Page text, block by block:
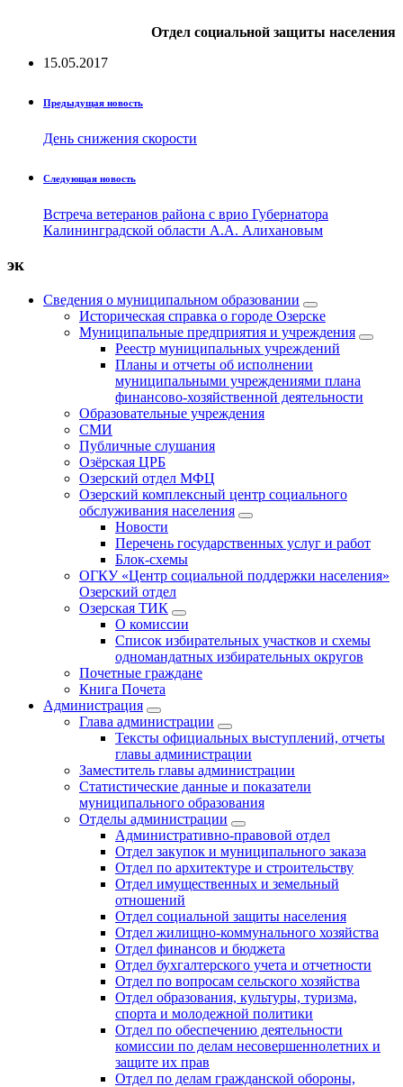
Отдел социальной защиты населения
15.05.2017
Предыдущая новость
День снижения скорости
Следующая новость
Встреча ветеранов района с врио Губернатора
Калининградской области А.А. Алихановым
эк
Сведения о муниципальном образовании
Историческая справка о городе Озерске
Муниципальные предприятия и учреждения
Реестр муниципальных учреждений
Планы и отчеты об исполнении
муниципальными учреждениями плана
финансово-хозяйственной деятельности
Образовательные учреждения
СМИ
Публичные слушания
Озёрская ЦРБ
Озерский отдел МФЦ
Озерский комплексный центр социального
обслуживания населения
Новости
Перечень государственных услуг и работ
Блок-схемы
ОГКУ «Центр социальной поддержки населения»
Озерский отдел
Озерская ТИК
О комиссии
Список избирательных участков и схемы
одномандатных избирательных округов
Почетные граждане
Книга Почета
Администрация
Глава администрации
Тексты официальных выступлений, отчеты
главы администрации
Заместитель главы администрации
Статистические данные и показатели
муниципального образования
Отделы администрации
Административно-правовой отдел
Отдел закупок и муниципального заказа
Отдел по архитектуре и строительству
Отдел имущественных и земельный
отношений
Отдел социальной защиты населения
Отдел жилищно-коммунального хозяйства
Отдел финансов и бюджета
Отдел бухгалтерского учета и отчетности
Отдел по вопросам сельского хозяйства
Отдел образования, культуры, туризма,
спорта и молодежной политики
Отдел по обеспечению деятельности
комиссии по делам несовершеннолетних и
защите их прав
Отдел по делам гражданской обороны,